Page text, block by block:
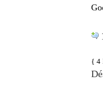
{ 4